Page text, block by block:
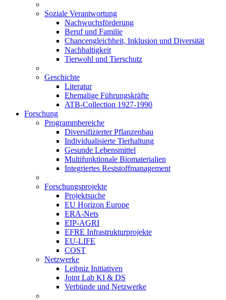
Soziale Verantwortung
Nachwuchsförderung
Beruf und Familie
Chancengleichheit, Inklusion und Diversität
Nachhaltigkeit
Tierwohl und Tierschutz
Geschichte
Literatur
Ehemalige Führungskräfte
ATB-Collection 1927-1990
Forschung
Programmbereiche
Diversifizierter Pflanzenbau
Individualisierte Tierhaltung
Gesunde Lebensmittel
Multifunktionale Biomaterialien
Integriertes Reststoffmanagement
Forschungsprojekte
Projektsuche
EU Horizon Europe
ERA-Nets
EIP-AGRI
EFRE Infrastrukturprojekte
EU-LIFE
COST
Netzwerke
Leibniz Initiativen
Joint Lab KI & DS
Verbünde und Netzwerke